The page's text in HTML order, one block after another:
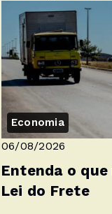
Economia
06/08/2026
Entenda o
Lei do Frete